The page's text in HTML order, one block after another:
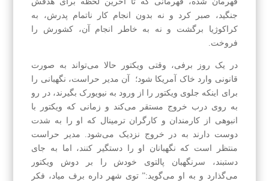
جنگید، صبر کرد و نه بدون انجام کار ناتمام پدرش، به
کراکوژیا برگشت و نه به خاطر انجام آن، کشورش را
فروخت.
در یک روز برفی، وقتی ویکتور حالا می‌تواند به صورت
قانونی وارد خاک آمریکا شود؛ آن مدیر حراست، نگهبانی را
برای اینکه جلوی ویکتور را از ورود به نیویورک بگیرند، در رو
به روی درب خروج مستقر می‌کند و زمانی که ویکتور با
انبوهی از کارمندان و کارگران ترمینال که او را به شدت
دوست دارند به در خروج نزدیک می‌شود. مدیر حراست
منتظر است که نگهبانان او را دستگیر کنند، اما به جای
دستبند، سرنگهبان پالتوی خودش را بر دوش ویکتور
می‌گذارد و به او می‌گوید:” توی شهر داره برف میاد، فکر